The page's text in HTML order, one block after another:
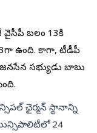
వైసీపీ బ‌లం 13కి
ఉంది. కాగా, టీడీపీ
స‌భ్యుడు బాబు
ఛైర్మన్‌ స్థానాన్ని
24